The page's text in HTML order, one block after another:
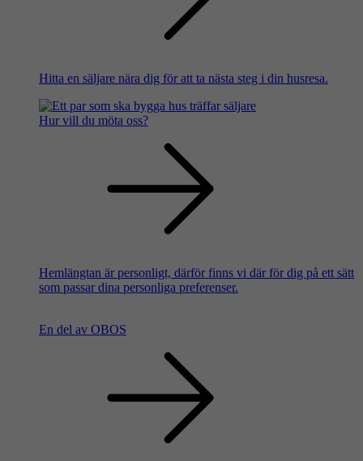
Hitta en säljare nära dig för att ta nästa steg i din husresa.
Hur vill du möta oss?
Hemlängtan är personligt, därför finns vi där för dig på ett sätt
som passar dina personliga preferenser.
En del av OBOS